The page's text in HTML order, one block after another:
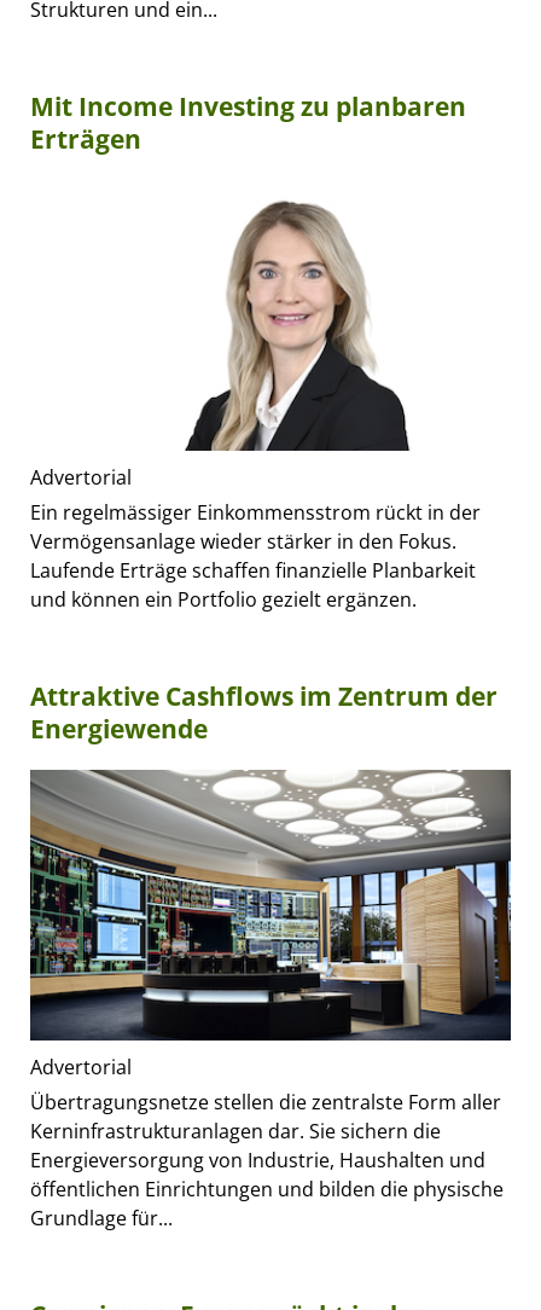
Strukturen und ein...
Mit Income Investing zu planbaren
Erträgen
Advertorial
Ein regelmässiger Einkommensstrom rückt in der
Vermögensanlage wieder stärker in den Fokus.
Laufende Erträge schaffen finanzielle Planbarkeit
und können ein Portfolio gezielt ergänzen.
Attraktive Cashflows im Zentrum der
Energiewende
Advertorial
Übertragungsnetze stellen die zentralste Form aller
Kerninfrastrukturanlagen dar. Sie sichern die
Energieversorgung von Industrie, Haushalten und
öffentlichen Einrichtungen und bilden die physische
Grundlage für...